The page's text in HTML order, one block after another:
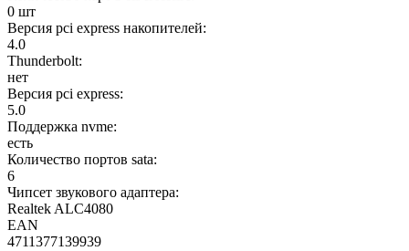
0 шт
Версия pci express накопителей:
4.0
Thunderbolt:
нет
Версия pci express:
5.0
Поддержка nvme:
есть
Количество портов sata:
6
Чипсет звукового адаптера:
Realtek ALC4080
EAN
4711377139939